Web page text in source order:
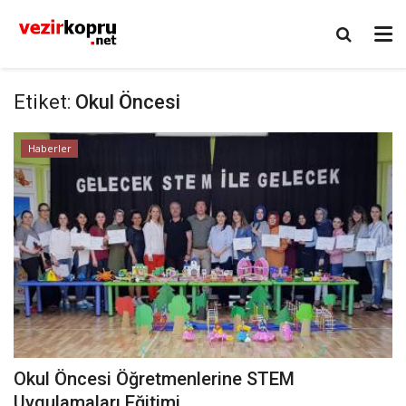
Etiket: Okul Öncesi
Haberler
Okul Öncesi Öğretmenlerine STEM